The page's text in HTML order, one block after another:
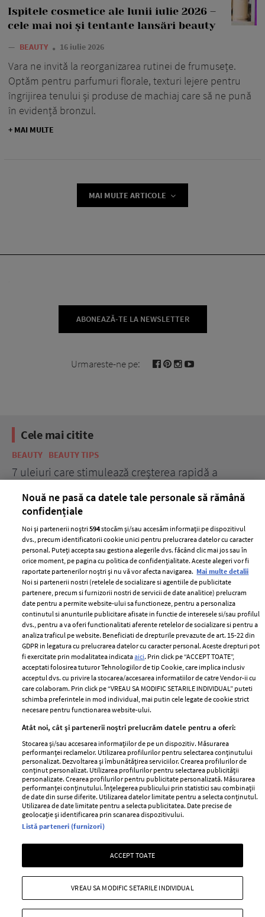
Ispitele cosmetice ale lunii iulie 2026 –
cele mai noi și tentante lansări beauty
— BEAUTY 16 iulie 2026
Vara ne invită la reorganizarea rutinei de frumusețe.
Optăm pentru parfumuri florale, texturi lejere pentru
îngrijirea tenului și produse de machiaj care să ne pună
în evidență bronzul.
+ MAI MULTE
MAI MULTE ARTICOLE
ABONEAZĂ-TE LA NEWSLETTER
Urmareste-ne pe:
Cele mai citite
BEAUTY BEAUTY TIPS
7 uleiuri care stimulează creșterea rapidă a
ELLE Style Awards
2024
Despre ELLE
Romania
Contact
Abonamente
Termeni si conditii
Politica de
confidențialitate
Politica de cookies
Publicitate
GSP
Unica
Baby
Retete
femei
Viva
Avantaje
Retete practice
Pariază responsabil! Decizia ONJN nr. 821/25.09.2025.
Jocurile de noroc sunt interzise minorilor.
Copyright © 2026 Ringier Romania SRL
Nouă ne pasă ca datele tale personale să rămână
confidențiale
Noi și partenerii noștri594stocăm și/sau accesăm informații pe dispozitivul
dvs., precum identificatorii cookie unici pentru prelucrarea datelor cu caracter
personal. Puteți accepta sau gestiona alegerile dvs. făcând clic mai jos sau în
orice moment, pe pagina cu politica de confidențialitate. Aceste alegeri vor fi
raportate partenerilor noștri și nu vă vor afecta navigarea. Mai multe detalii
Noi si partenerii nostri (retelele de socializare si agentiile de publicitate
partenere, precum si furnizorii nostri de servicii de date analitice) prelucram
date pentru a permite website-ului sa functioneze, pentru a personaliza
continutul si anunturile publicitare afisate in functie de interesele si/sau profilul
dvs., pentru a va oferi functionalitati aferente retelelor de socializare si pentru a
analiza traficul pe website. Beneficiati de drepturile prevazute de art. 15-22 din
GDPR in legatura cu prelucrarea datelor cu caracter personal. Aceste drepturi pot
fi exercitate prin modalitatea indicataaici. Prin click pe “ACCEPT TOATE”,
acceptati folosirea tuturor Tehnologiilor de tip Cookie, care implica inclusiv
acceptul dvs. cu privire la stocarea/accesarea informatiilor de catre Vendor-ii cu
care colaboram. Prin click pe “VREAU SA MODIFIC SETARILE INDIVIDUAL” puteti
schimba preferintele in mod individual, mai putin cele legate de cookie strict
necesare pentru functionarea website-ului.
Atât noi, cât și partenerii noștri prelucrăm datele pentru a oferi:
Stocarea și/sau accesarea informațiilor de pe un dispozitiv. Măsurarea
performanței reclamelor. Utilizarea profilurilor pentru selectarea conținutului
personalizat. Dezvoltarea și îmbunătățirea serviciilor. Crearea profilurilor de
conținut personalizat. Utilizarea profilurilor pentru selectarea publicității
personalizate. Crearea profilurilor pentru publicitate personalizată. Măsurarea
performanței conținutului. Înțelegerea publicului prin statistici sau combinații
de date din surse diferite. Utilizarea datelor limitate pentru a selecta conținutul.
Utilizarea de date limitate pentru a selecta publicitatea. Date precise de
geolocație și identificarea prin scanarea dispozitivului.
Listă parteneri (furnizori)
ACCEPT TOATE
VREAU SA MODIFIC SETARILE INDIVIDUAL